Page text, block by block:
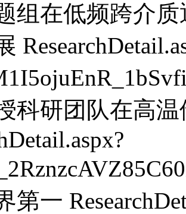
组在低频跨介
科研团队在高
第一